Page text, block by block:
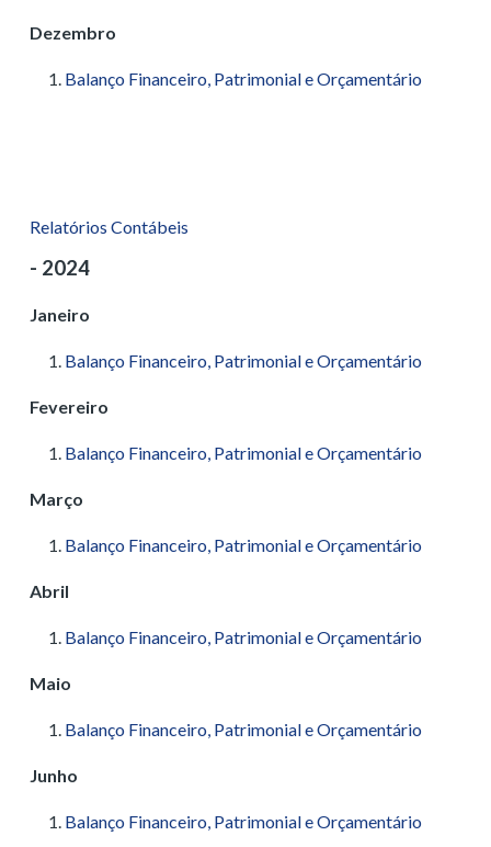
Dezembro
Balanço Financeiro, Patrimonial e Orçamentário
Relatórios Contábeis
- 2024
Janeiro
Balanço Financeiro, Patrimonial e Orçamentário
Fevereiro
Balanço Financeiro, Patrimonial e Orçamentário
Março
Balanço Financeiro, Patrimonial e Orçamentário
Abril
Balanço Financeiro, Patrimonial e Orçamentário
Maio
Balanço Financeiro, Patrimonial e Orçamentário
Junho
Balanço Financeiro, Patrimonial e Orçamentário